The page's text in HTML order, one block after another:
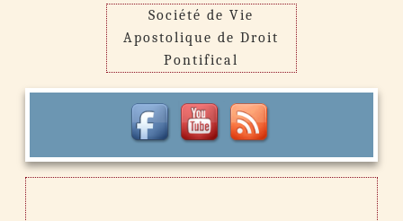
Société de Vie
Apostolique de Droit
Pontifical